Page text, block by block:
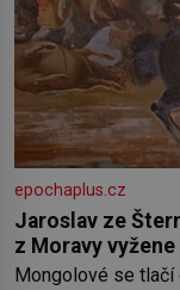
epochaplus.cz
Jaroslav ze
z Moravy
Mongolové se tlačí